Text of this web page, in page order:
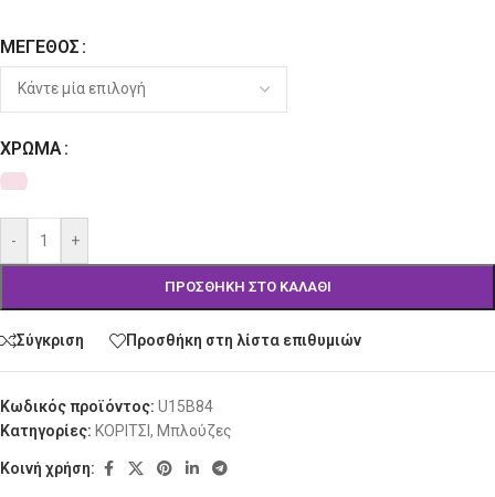
ΜΈΓΕΘΟΣ
ΧΡΏΜΑ
- +
ΠΡΟΣΘΉΚΗ ΣΤΟ ΚΑΛΆΘΙ
Σύγκριση Προσθήκη στη λίστα επιθυμιών
Κωδικός προϊόντος: U15B84
Κατηγορίες: ΚΟΡΙΤΣΙ, Μπλούζες
Κοινή χρήση: